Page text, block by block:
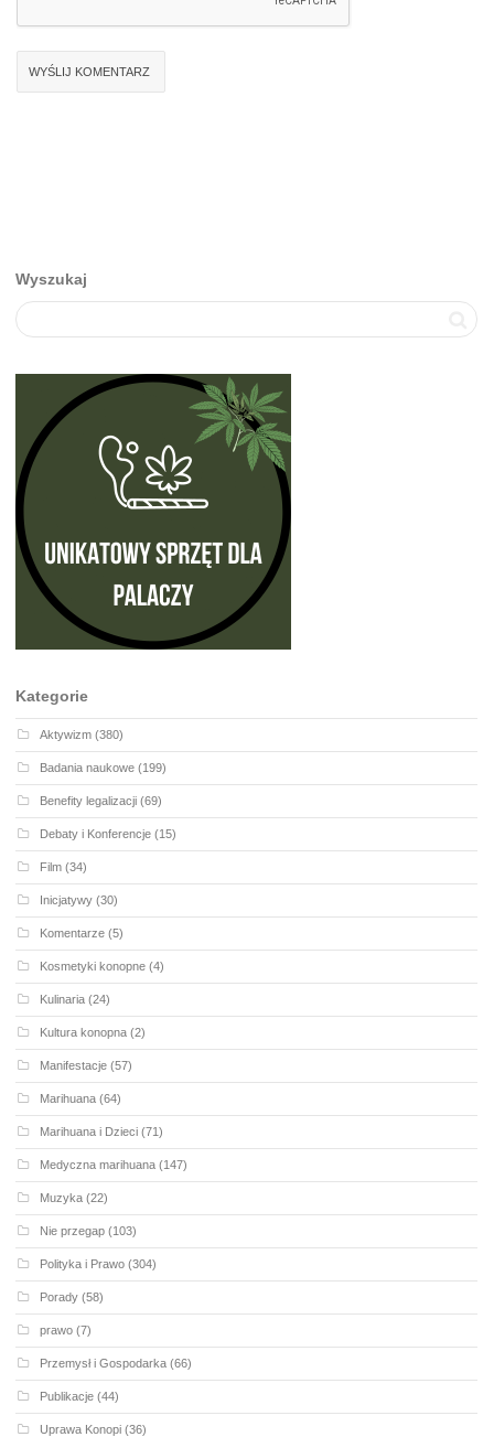
Wyszukaj
Kategorie
Aktywizm (380)
Badania naukowe (199)
Benefity legalizacji (69)
Debaty i Konferencje (15)
Film (34)
Inicjatywy (30)
Komentarze (5)
Kosmetyki konopne (4)
Kulinaria (24)
Kultura konopna (2)
Manifestacje (57)
Marihuana (64)
Marihuana i Dzieci (71)
Medyczna marihuana (147)
Muzyka (22)
Nie przegap (103)
Polityka i Prawo (304)
Porady (58)
prawo (7)
Przemysł i Gospodarka (66)
Publikacje (44)
Uprawa Konopi (36)